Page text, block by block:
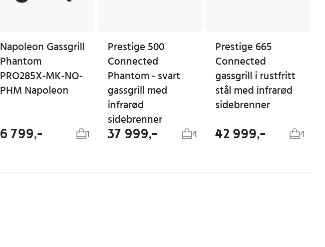
Napoleon Gassgrill
Phantom
PRO285X-MK-NO-
PHM Napoleon
6 799,- 1
Prestige 500
Connected
Phantom - svart
gassgrill med
infrarød
sidebrenner
37 999,- 4
Prestige 665
Connected
gassgrill i rustfritt
stål med infrarød
sidebrenner
42 999,- 4